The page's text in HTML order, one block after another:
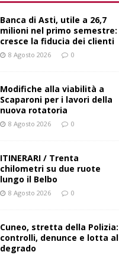
Banca di Asti, utile a 26,7
milioni nel primo semestre:
cresce la fiducia dei clienti
8 Agosto 2026 0
Modifiche alla viabilità a
Scaparoni per i lavori della
nuova rotatoria
8 Agosto 2026 0
ITINERARI / Trenta
chilometri su due ruote
lungo il Belbo
8 Agosto 2026 0
Cuneo, stretta della Polizia:
controlli, denunce e lotta al
degrado